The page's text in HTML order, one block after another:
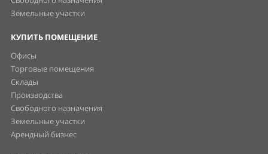
Земельные участки
КУПИТЬ ПОМЕЩЕНИЕ
Офисы
Торговые помещения
Склады
Производства
Свободного назначения
Земельные участки
Арендный бизнес